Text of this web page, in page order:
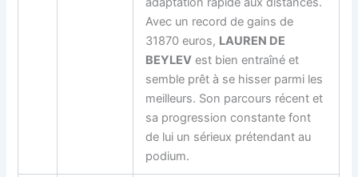
Avec un record de gains de
31870 euros, LAUREN DE
BEYLEV est bien entraîné et
semble prêt à se hisser parmi les
meilleurs. Son parcours récent et
sa progression constante font
de lui un sérieux prétendant au
podium.